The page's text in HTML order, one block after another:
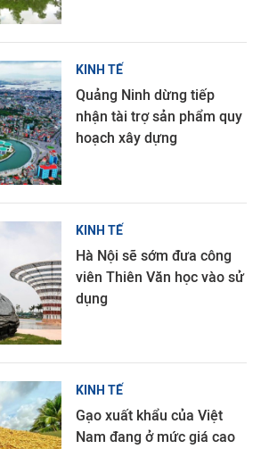
KINH TẾ
Quảng Ninh dừng tiếp
nhận tài trợ sản phẩm quy
hoạch xây dựng
KINH TẾ
Hà Nội sẽ sớm đưa công
viên Thiên Văn học vào sử
dụng
KINH TẾ
Gạo xuất khẩu của Việt
Nam đang ở mức giá cao